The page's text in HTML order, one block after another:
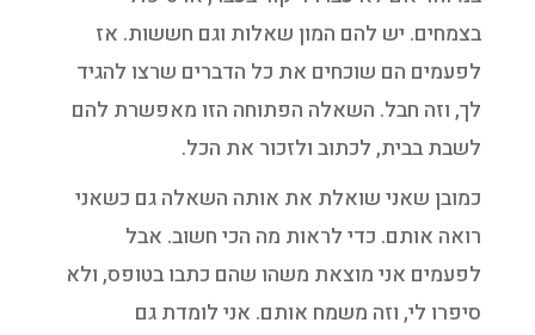
בצמחים. יש להם המון שאלות וגם חששות. אז
לפעמים הם שוכחים את כל הדברים שרצו להגיד
לך, וזה חבל. השאלה הפתוחה הזו מאפשרת להם
לשבת בבית, לכתוב ולזכור את הכל.
כמובן שאני שואלת את אותה השאלה גם כשאני
רואה אותם. כדי לראות מה הכי חשוב. אבל
לפעמים אני מוצאת משהו שהם כתבו בטופס, ולא
סיפרו לי, וזה משמח אותם. אני לומדת גם